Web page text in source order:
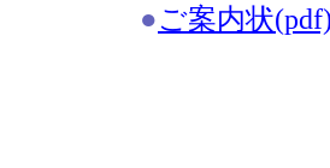
●ご案内状